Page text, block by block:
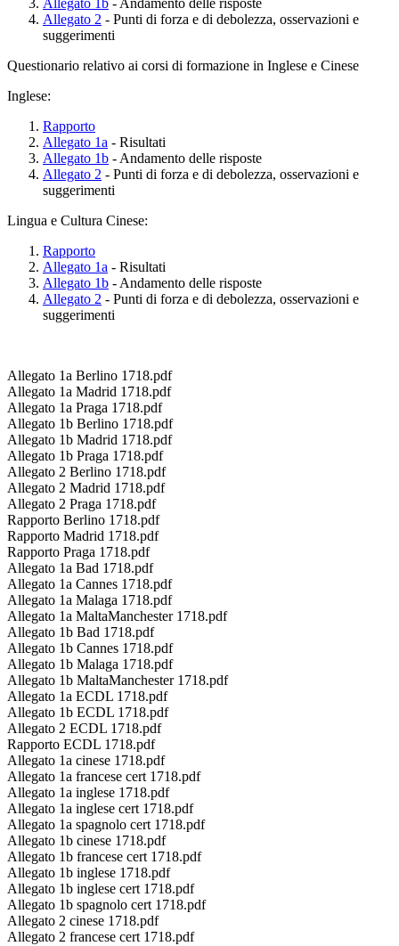
Allegato 2 - Punti di forza e di debolezza, osservazioni e
suggerimenti
Questionario relativo ai corsi di formazione in Inglese e Cinese
Inglese:
Rapporto
Allegato 1a - Risultati
Allegato 1b - Andamento delle risposte
Allegato 2 - Punti di forza e di debolezza, osservazioni e
suggerimenti
Lingua e Cultura Cinese:
Rapporto
Allegato 1a - Risultati
Allegato 1b - Andamento delle risposte
Allegato 2 - Punti di forza e di debolezza, osservazioni e
suggerimenti
Allegato 1a Berlino 1718.pdf
Allegato 1a Madrid 1718.pdf
Allegato 1a Praga 1718.pdf
Allegato 1b Berlino 1718.pdf
Allegato 1b Madrid 1718.pdf
Allegato 1b Praga 1718.pdf
Allegato 2 Berlino 1718.pdf
Allegato 2 Madrid 1718.pdf
Allegato 2 Praga 1718.pdf
Rapporto Berlino 1718.pdf
Rapporto Madrid 1718.pdf
Rapporto Praga 1718.pdf
Allegato 1a Bad 1718.pdf
Allegato 1a Cannes 1718.pdf
Allegato 1a Malaga 1718.pdf
Allegato 1a MaltaManchester 1718.pdf
Allegato 1b Bad 1718.pdf
Allegato 1b Cannes 1718.pdf
Allegato 1b Malaga 1718.pdf
Allegato 1b MaltaManchester 1718.pdf
Allegato 1a ECDL 1718.pdf
Allegato 1b ECDL 1718.pdf
Allegato 2 ECDL 1718.pdf
Rapporto ECDL 1718.pdf
Allegato 1a cinese 1718.pdf
Allegato 1a francese cert 1718.pdf
Allegato 1a inglese 1718.pdf
Allegato 1a inglese cert 1718.pdf
Allegato 1a spagnolo cert 1718.pdf
Allegato 1b cinese 1718.pdf
Allegato 1b francese cert 1718.pdf
Allegato 1b inglese 1718.pdf
Allegato 1b inglese cert 1718.pdf
Allegato 1b spagnolo cert 1718.pdf
Allegato 2 cinese 1718.pdf
Allegato 2 francese cert 1718.pdf